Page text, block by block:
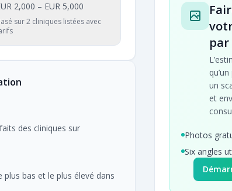
2,000 – EUR 5,000
sur 2 cliniques listées avec
des cliniques sur
bas et le plus élevé dans
par
un
et
Photos
Six angles